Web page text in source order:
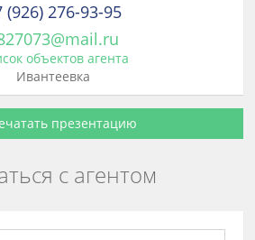
(926) 276-93-95
объектов агента
Ивантеевка
презентацию
с агентом